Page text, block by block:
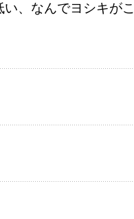
、なんでヨシキが